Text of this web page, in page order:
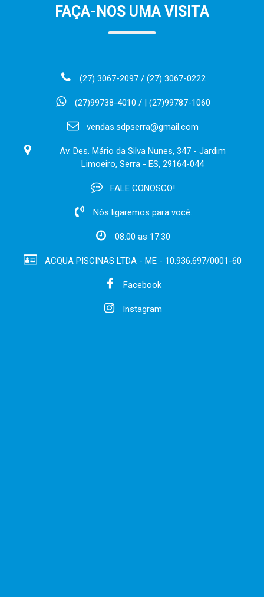
FAÇA-NOS UMA VISITA
(27) 3067-2097 / (27) 3067-0222
(27)99738-4010 / | (27)99787-1060
vendas.sdpserra@gmail.com
Av. Des. Mário da Silva Nunes, 347 - Jardim
Limoeiro, Serra - ES, 29164-044
FALE CONOSCO!
Nós ligaremos para você.
08:00 as 17:30
ACQUA PISCINAS LTDA - ME - 10.936.697/0001-60
Facebook
Instagram